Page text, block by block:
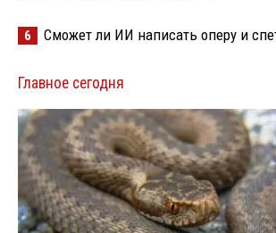
6 Сможет ли ИИ написать оперу и
Главное сегодня